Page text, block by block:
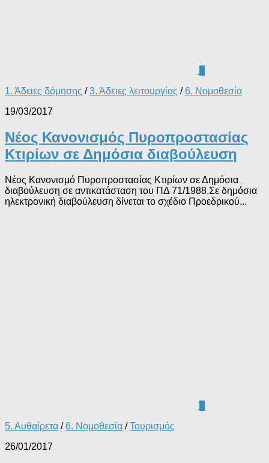
1. Άδειες δόμησης /3. Άδειες λειτουργίας /6. Νομοθεσία
19/03/2017
Νέος Κανονισμός Πυροπροστασίας
Κτιρίων σε Δημόσια διαβούλευση
Νέος Κανονισμό Πυροπροστασίας Κτιρίων σε Δημόσια
διαβούλευση σε αντικατάσταση του ΠΔ 71/1988.Σε δημόσια
ηλεκτρονική διαβούλευση δίνεται το σχέδιο Προεδρικού...
5. Αυθαίρετα /6. Νομοθεσία /Τουρισμός
26/01/2017